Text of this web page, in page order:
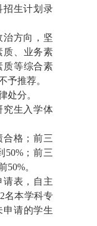
招生计划录
治方向，坚
质、业务素
质等综合素
予推荐。
处分。
究生入学体
合格；前三
50%；前三
。
请表，自主
2名本学科专
申请的学生